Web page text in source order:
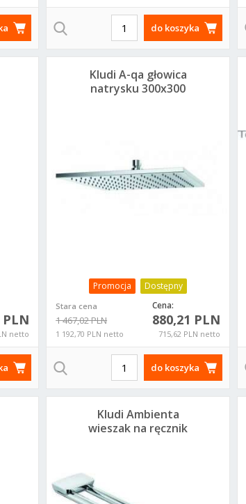
do koszyka
PLN
netto
Promocja Dostępny
Stara cena
1 467,02 PLN
1 192,70 PLN netto
Cena:
880,21 PLN
715,62 PLN netto
Kludi A-qa głowica
natrysku 300x300
do koszyka
Kludi Ambienta
wieszak na ręcznik